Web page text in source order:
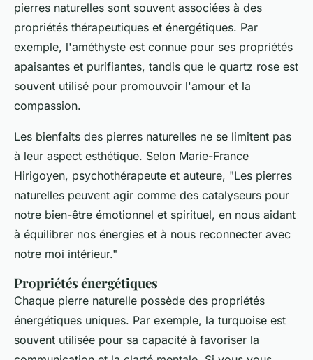
pierres naturelles sont souvent associées à des
propriétés thérapeutiques et énergétiques. Par
exemple, l'améthyste est connue pour ses propriétés
apaisantes et purifiantes, tandis que le quartz rose est
souvent utilisé pour promouvoir l'amour et la
compassion.
Les bienfaits des pierres naturelles ne se limitent pas
à leur aspect esthétique. Selon Marie-France
Hirigoyen, psychothérapeute et auteure, "Les pierres
naturelles peuvent agir comme des catalyseurs pour
notre bien-être émotionnel et spirituel, en nous aidant
à équilibrer nos énergies et à nous reconnecter avec
notre moi intérieur."
Propriétés énergétiques
Chaque pierre naturelle possède des propriétés
énergétiques uniques. Par exemple, la turquoise est
souvent utilisée pour sa capacité à favoriser la